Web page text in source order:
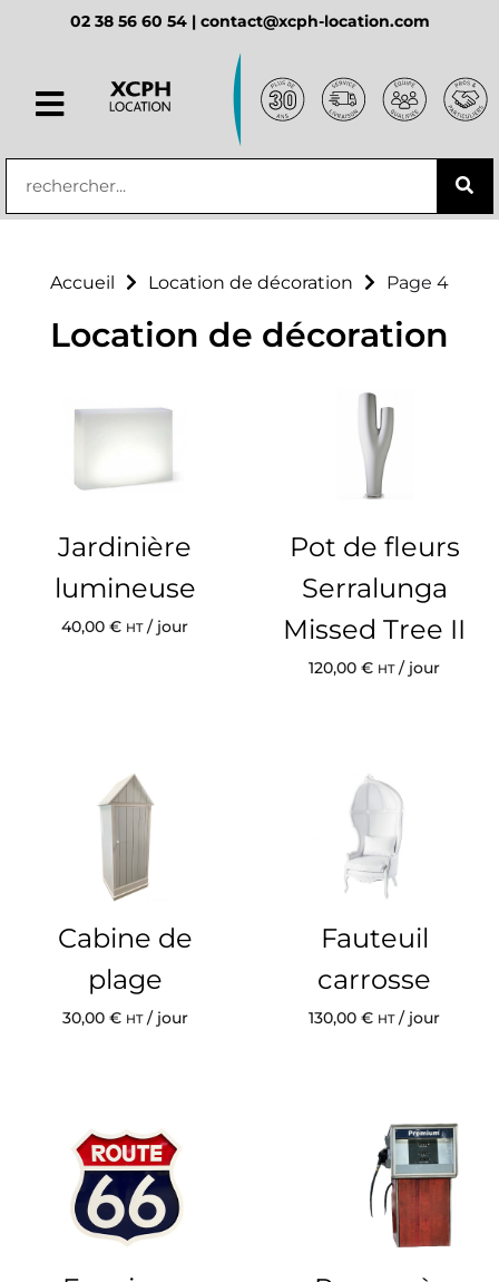
principal02 38 56 60 54 | contact@xcph-location.com
Accueil Location de décoration Page 4
Location de décoration
Jardinière
lumineuse
40,00 € HT/ jour
Pot de fleurs
Serralunga
Missed Tree II
120,00 € HT/ jour
Cabine de
plage
30,00 € HT/ jour
Fauteuil
carrosse
130,00 € HT/ jour